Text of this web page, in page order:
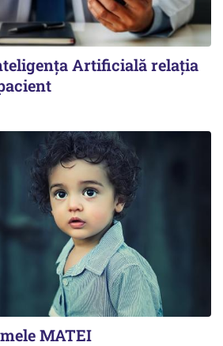
Artificială relația
MATEI